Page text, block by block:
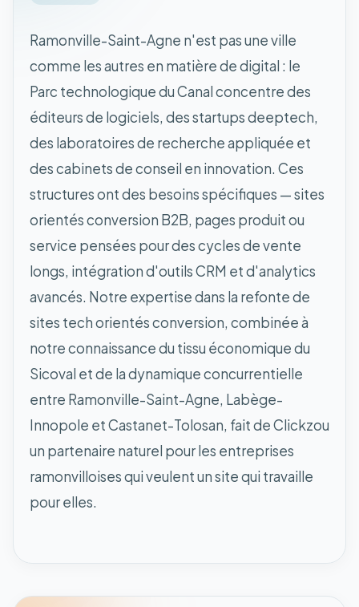
Ramonville-Saint-Agne n'est pas une ville
comme les autres en matière de digital : le
Parc technologique du Canal concentre des
éditeurs de logiciels, des startups deeptech,
des laboratoires de recherche appliquée et
des cabinets de conseil en innovation. Ces
structures ont des besoins spécifiques — sites
orientés conversion B2B, pages produit ou
service pensées pour des cycles de vente
longs, intégration d'outils CRM et d'analytics
avancés. Notre expertise dans la refonte de
sites tech orientés conversion, combinée à
notre connaissance du tissu économique du
Sicoval et de la dynamique concurrentielle
entre Ramonville-Saint-Agne, Labège-
Innopole et Castanet-Tolosan, fait de Clickzou
un partenaire naturel pour les entreprises
ramonvilloises qui veulent un site qui travaille
pour elles.